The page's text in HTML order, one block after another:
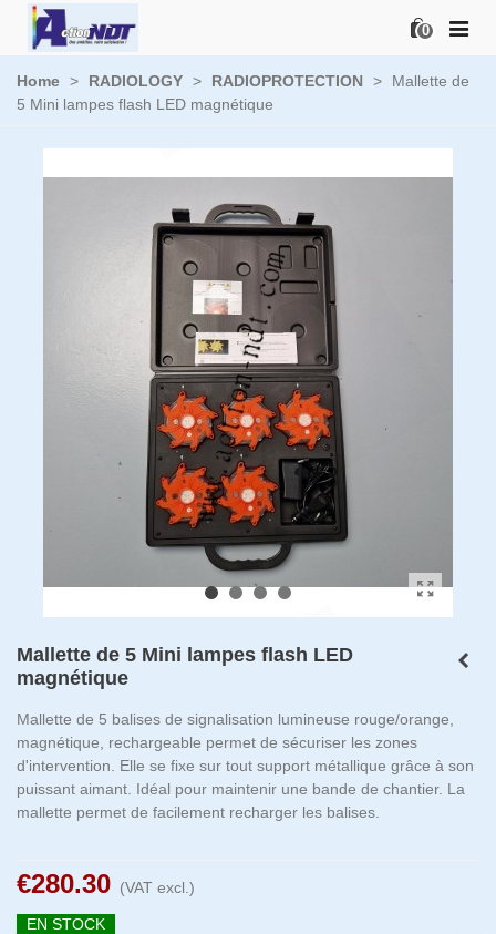
0
Home > RADIOLOGY > RADIOPROTECTION >
Mallette de
5 Mini lampes flash LED magnétique
Mallette de 5 Mini lampes flash LED
magnétique
Mallette de 5 balises de signalisation lumineuse rouge/orange,
magnétique, rechargeable permet de sécuriser les zones
d'intervention. Elle se fixe sur tout support métallique grâce à son
puissant aimant. Idéal pour maintenir une bande de chantier. La
mallette permet de facilement recharger les balises.
€280.30 (VAT excl.)
EN STOCK